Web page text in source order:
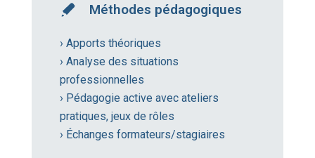
Méthodes pédagogiques
› Apports théoriques
› Analyse des situations
professionnelles
› Pédagogie active avec ateliers
pratiques, jeux de rôles
› Échanges formateurs/stagiaires